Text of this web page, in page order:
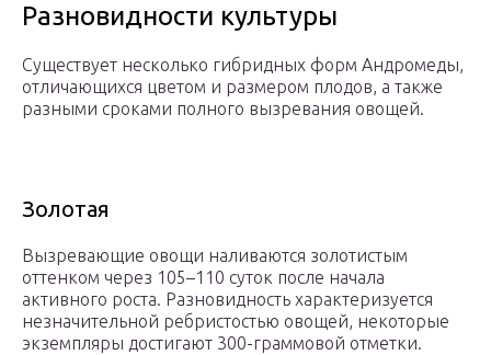
Разновидности культуры
Существует несколько гибридных форм Андромеды,
отличающихся цветом и размером плодов, а также
разными сроками полного вызревания овощей.
Золотая
Вызревающие овощи наливаются золотистым
оттенком через 105–110 суток после начала
активного роста. Разновидность характеризуется
незначительной ребристостью овощей, некоторые
экземпляры достигают 300-граммовой отметки.